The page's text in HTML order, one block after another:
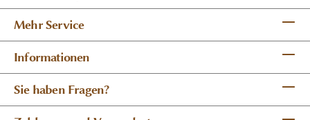
Mehr Service
Informationen
Sie haben Fragen?